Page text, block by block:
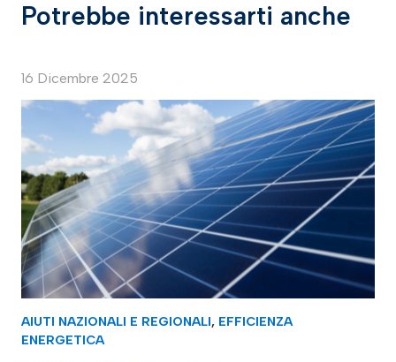
Potrebbe interessarti anche
16 Dicembre 2025
AIUTI NAZIONALI E REGIONALI, EFFICIENZA
ENERGETICA